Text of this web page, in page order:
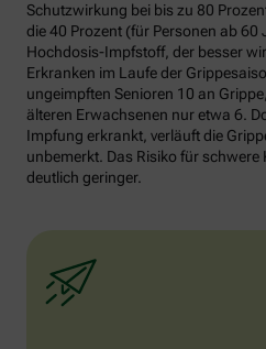
Schutzwirkung bei bis zu 80
die 40 Prozent (für Personen ab 60
Hochdosis-Impfstoff, der besser
Erkranken im Laufe der
ungeimpften Senioren 10 an
älteren Erwachsenen nur etwa 6.
Impfung erkrankt, verläuft die
unbemerkt. Das Risiko für
deutlich geringer.